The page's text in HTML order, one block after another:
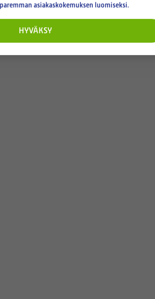
asiakaskokemuksen luomiseksi.
HYVÄKSY